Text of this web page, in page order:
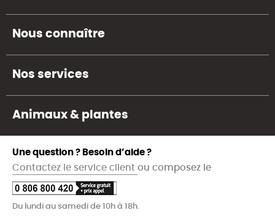
Nous connaître
Nos services
Animaux & plantes
Une question ? Besoin d’aide ?
Contactez le service client ou composez le
Du lundi au samedi de 10h à 18h.